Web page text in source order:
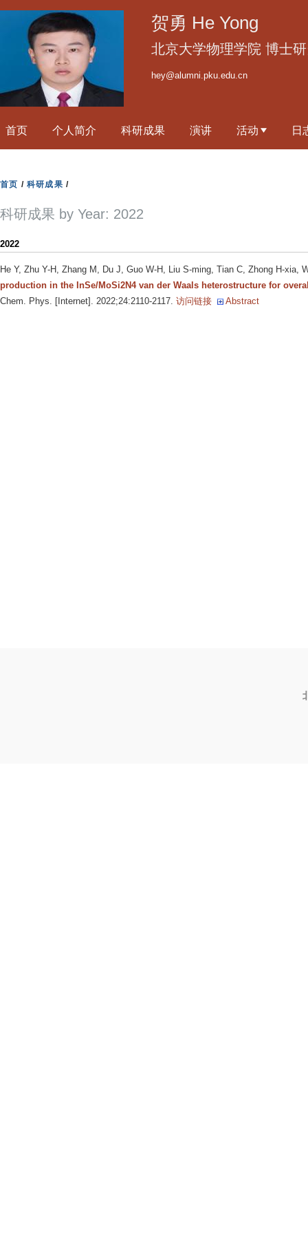
到
要
内
贺勇 He Yong
北京大学物理学院 博士
hey@alumni.pku.edu.cn
首页 个人简介 科研成果 演讲 活动 日
首页 / 科研成果 /
科研成果 by Year: 2022
2022
He Y, Zhu Y-H, Zhang M, Du J, Guo W-H, Liu S-ming, Tian C, Zhong H-xia,
production in the InSe/MoSi2N4 van der Waals heterostructure for
Chem. Phys. [Internet]. 2022;24:2110-2117. 访问链接 Abstract